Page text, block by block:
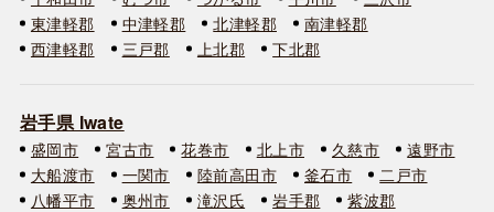
東津軽郡
中津軽郡 北津軽郡
南津軽郡
西津軽郡
三戸郡 上北郡 下北郡
岩手県 Iwate
盛岡市 宮古市 花巻市 北上市 久慈市
遠野市
大船渡市
一関市 陸前高田市 釜石市
二戸市
八幡平市
奥州市 滝沢氏 岩手郡
紫波郡